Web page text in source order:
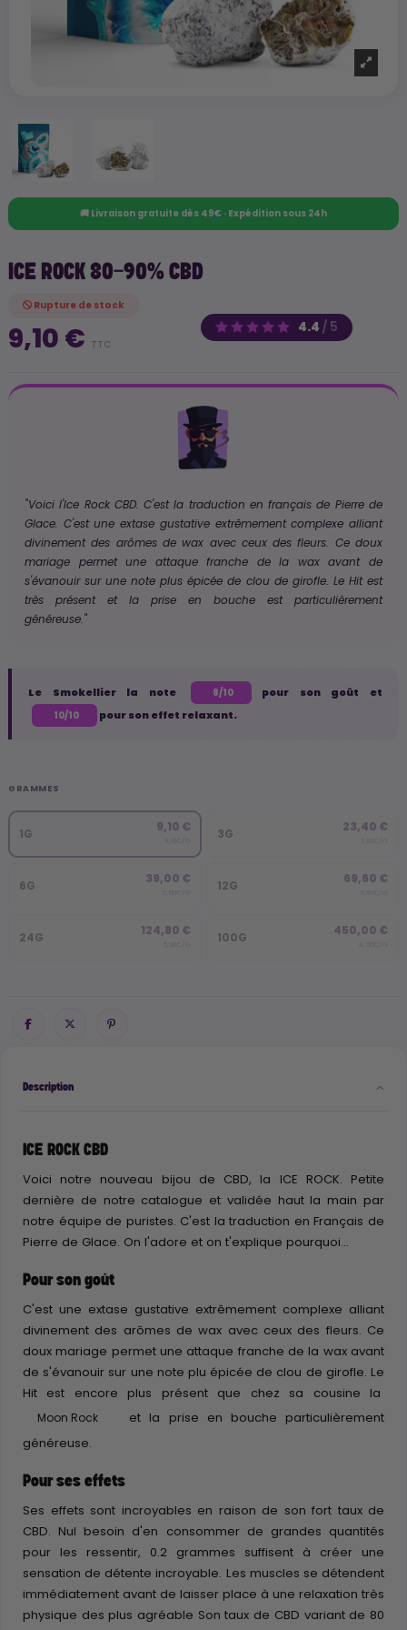
🚚 Livraison gratuite dès 49€ · Expédition sous 24h
ICE ROCK 80-90% CBD
4.4 / 5
Rupture de stock
9,10 € TTC
"Voici l'Ice Rock CBD. C'est la traduction en français de Pierre de
Glace. C'est une extase gustative extrêmement complexe alliant
divinement des arômes de wax avec ceux des fleurs. Ce doux
mariage permet une attaque franche de la wax avant de
s'évanouir sur une note plus épicée de clou de girofle. Le Hit est
très présent et la prise en bouche est particulièrement
généreuse."
Le Smokellier la note 8/10 pour son goût et
10/10 pour son effet relaxant.
GRAMMES
1G 9,10 € 3G 23,40 €
6G 39,00 € 12G 69,60 €
24G 124,80 € 100G 450,00 €
Description
ICE ROCK CBD
Voici notre nouveau bijou de CBD, la ICE ROCK. Petite
dernière de notre catalogue et validée haut la main par
notre équipe de puristes. C'est la traduction en Français de
Pierre de Glace. On l'adore et on t'explique pourquoi...
Pour son goût
C'est une extase gustative extrêmement complexe alliant
divinement des arômes de wax avec ceux des fleurs. Ce
doux mariage permet une attaque franche de la wax avant
de s'évanouir sur une note plu épicée de clou de girofle. Le
Hit est encore plus présent que chez sa cousine la
Moon Rock
et la prise en bouche particulièrement
généreuse.
Pour ses effets
Ses effets sont incroyables en raison de son fort taux de
CBD. Nul besoin d'en consommer de grandes quantités
pour les ressentir, 0.2 grammes suffisent à créer une
sensation de détente incroyable. Les muscles se détendent
immédiatement avant de laisser place à une relaxation très
physique des plus agréable Son taux de CBD variant de 80